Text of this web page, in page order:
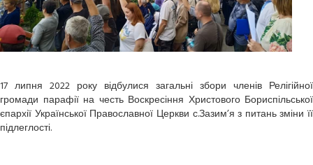
17 липня 2022 року відбулися загальні збори членів Релігійної
громади парафії на честь Воскресіння Христового Бориспільської
єпархії Української Православної Церкви с.Зазим’я з питань зміни її
підлеглості.